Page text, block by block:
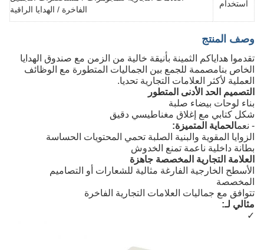
استخدام
الفاخرة / الهدايا الراقية
وصف المنتج
تقدموا هداياكم الثمينة بأنيقة خالية من الزمن مع صندوق الهدايا
الخاص بنامصممة للجمع بين الجماليات المتطورة مع الوظائف
العملية لأكثر العلامات التجارية تحديا.
التصميم الحد الأدنى المتطور
بناء لوحات بيضاء صلبة
شكل كتابي مع إغلاق مغناطيسي دقيق
- نعمالحماية المتميزة:
الزوايا المقوية والبنية الصلبة تحمي المحتويات الحساسة
بطانة داخلية ناعمة تمنع الخدوش
العلامة التجارية المخصصة جاهزة
الأسطح الخارجية الفارغة مثالية للشعارات أو التصاميم
المخصصة
تتوافق مع جماليات العلامات التجارية الفاخرة
مثالي لـ:
✓